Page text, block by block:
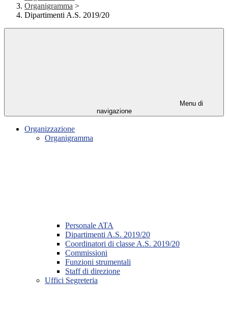
Organigramma >
Dipartimenti A.S. 2019/20
Menu di
navigazione
Organizzazione
Organigramma
Personale ATA
Dipartimenti A.S. 2019/20
Coordinatori di classe A.S. 2019/20
Commissioni
Funzioni strumentali
Staff di direzione
Uffici Segreteria